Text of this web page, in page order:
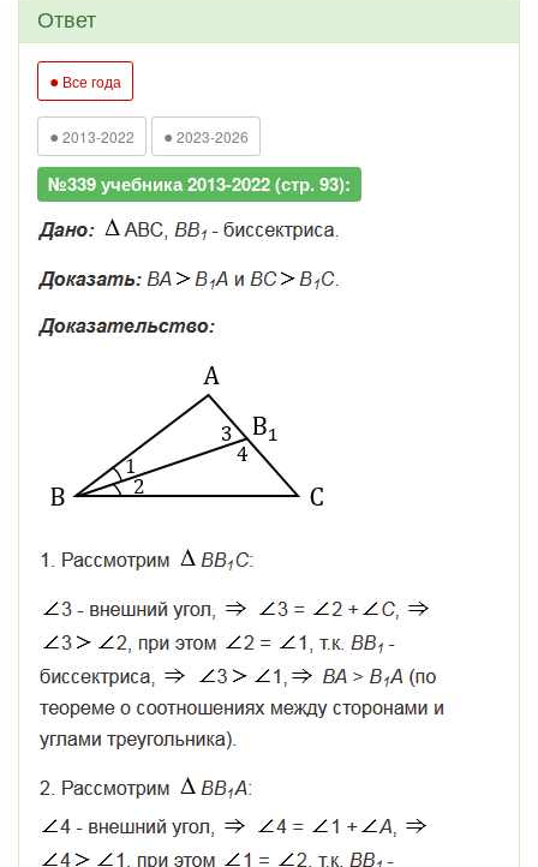
Ответ
● Все года
● 2013-2022 ● 2023-2026
№339 учебника 2013-2022 (стр. 93):